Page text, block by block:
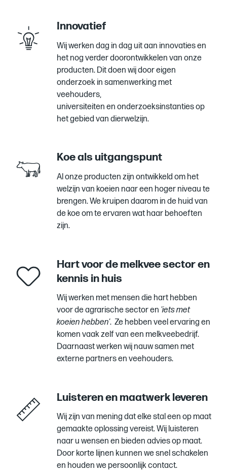
Innovatief
Wij werken dag in dag uit aan innovaties en
het nog verder doorontwikkelen van onze
producten. Dit doen wij door eigen
onderzoek in samenwerking met
veehouders,
universiteiten en onderzoeksinstanties op
het gebied van dierwelzijn.
Koe als uitgangspunt
Al onze producten zijn ontwikkeld om het
welzijn van koeien naar een hoger niveau te
brengen. We kruipen daarom in de huid van
de koe om te ervaren wat haar behoeften
zijn.
Hart voor de melkvee sector en
kennis in huis
Wij werken met mensen die hart hebben
voor de agrarische sector en 'iets met
koeien hebben'. Ze hebben veel ervaring en
komen vaak zelf van een melkveebedrijf.
Daarnaast werken wij nauw samen met
externe partners en veehouders.
Luisteren en maatwerk leveren
Wij zijn van mening dat elke stal een op maat
gemaakte oplossing vereist. Wij luisteren
naar u wensen en bieden advies op maat.
Door korte lijnen kunnen we snel schakelen
en houden we persoonlijk contact.